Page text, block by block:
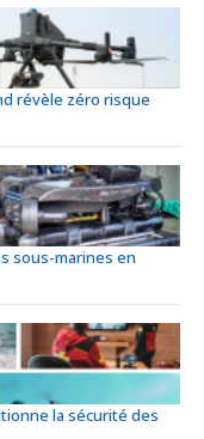
révèle zéro risque
sous-marines en
la sécurité des